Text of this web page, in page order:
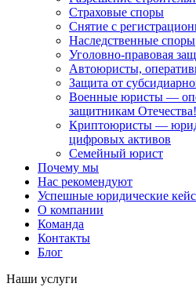
Страховые споры
Снятие с
Наследственные споры
Уголовно-правовая
Автоюристы,
Защита от
Военные юристы —
защитникам Отечества!
Криптоюристы —
цифровых активов
Семейный юрист
Почему мы
Нас рекомендуют
Успешные юридические
О компании
Команда
Контакты
Блог
Наши услуги